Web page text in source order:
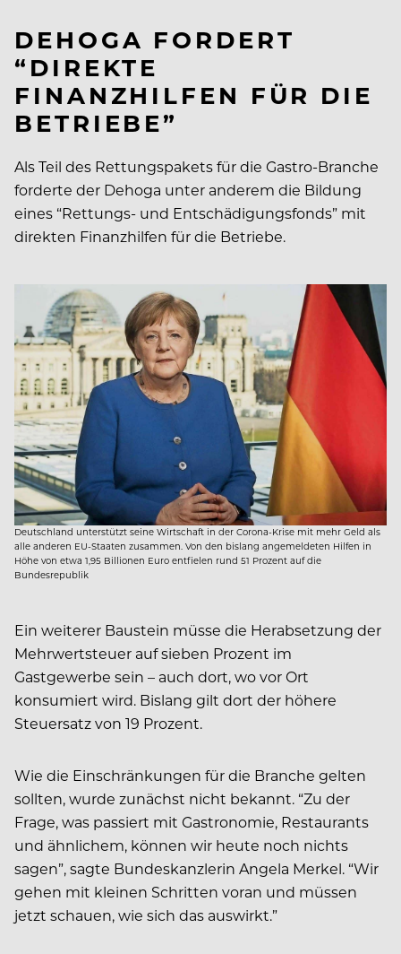
DEHOGA FORDERT
“DIREKTE
FINANZHILFEN FÜR DIE
BETRIEBE”
Als Teil des Rettungspakets für die Gastro-Branche
forderte der Dehoga unter anderem die Bildung
eines “Rettungs- und Entschädigungsfonds” mit
direkten Finanzhilfen für die Betriebe.
Deutschland unterstützt seine Wirtschaft in der Corona-Krise mit mehr Geld als
alle anderen EU-Staaten zusammen. Von den bislang angemeldeten Hilfen in
Höhe von etwa 1,95 Billionen Euro entfielen rund 51 Prozent auf die
Bundesrepublik
Ein weiterer Baustein müsse die Herabsetzung der
Mehrwertsteuer auf sieben Prozent im
Gastgewerbe sein – auch dort, wo vor Ort
konsumiert wird. Bislang gilt dort der höhere
Steuersatz von 19 Prozent.
Wie die Einschränkungen für die Branche gelten
sollten, wurde zunächst nicht bekannt. “Zu der
Frage, was passiert mit Gastronomie, Restaurants
und ähnlichem, können wir heute noch nichts
sagen”, sagte Bundeskanzlerin Angela Merkel. “Wir
gehen mit kleinen Schritten voran und müssen
jetzt schauen, wie sich das auswirkt.”